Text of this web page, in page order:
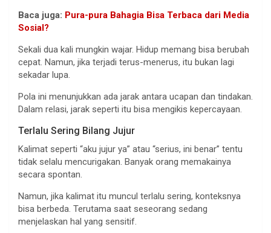
Baca juga: Pura-pura Bahagia Bisa Terbaca dari Media
Sosial?
Sekali dua kali mungkin wajar. Hidup memang bisa berubah
cepat. Namun, jika terjadi terus-menerus, itu bukan lagi
sekadar lupa.
Pola ini menunjukkan ada jarak antara ucapan dan tindakan.
Dalam relasi, jarak seperti itu bisa mengikis kepercayaan.
Terlalu Sering Bilang Jujur
Kalimat seperti “aku jujur ya” atau “serius, ini benar” tentu
tidak selalu mencurigakan. Banyak orang memakainya
secara spontan.
Namun, jika kalimat itu muncul terlalu sering, konteksnya
bisa berbeda. Terutama saat seseorang sedang
menjelaskan hal yang sensitif.